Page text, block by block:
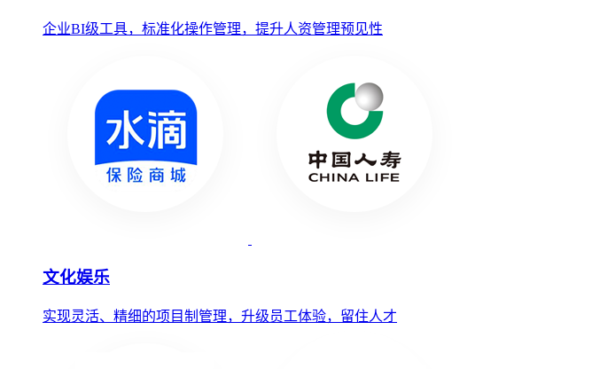
企业BI级工具，标准化操作管理，提升人资管理预见性
文化娱乐
实现灵活、精细的项目制管理，升级员工体验，留住人才